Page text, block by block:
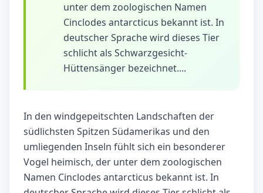
unter dem zoologischen Namen
Cinclodes antarcticus bekannt ist. In
deutscher Sprache wird dieses Tier
schlicht als Schwarzgesicht-
Hüttensänger bezeichnet....
In den windgepeitschten Landschaften der
südlichsten Spitzen Südamerikas und den
umliegenden Inseln fühlt sich ein besonderer
Vogel heimisch, der unter dem zoologischen
Namen Cinclodes antarcticus bekannt ist. In